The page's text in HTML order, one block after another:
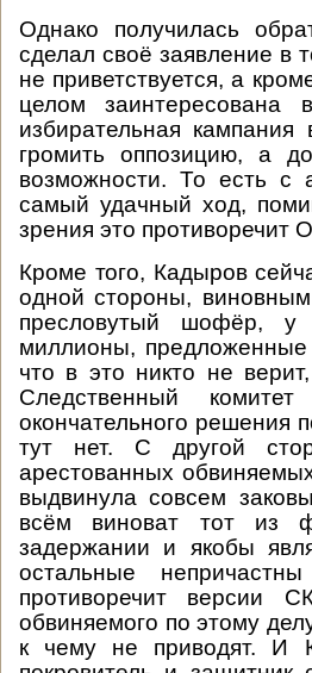
Однако получилась
сделал своё заявление в
не приветствуется, а
целом
избирательная
громить оппозицию, а
возможности. То есть с
самый удачный ход,
зрения это противоречит
Кроме того, Кадыров
одной стороны,
пресловутый шофёр, у
миллионы,
что в это никто не
Следственный
окончательного решения
тут нет. С другой
арестованных
выдвинула совсем
всём виноват тот из
задержании и якобы
остальные
противоречит версии
обвиняемого по этому
к чему не приводят. И